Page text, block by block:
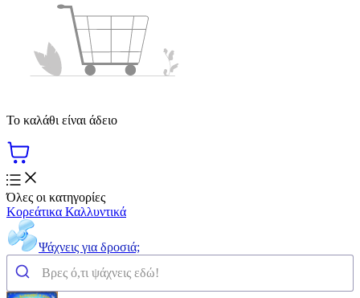
Το καλάθι είναι άδειο
Όλες οι κατηγορίες
Κορεάτικα Καλλυντικά
Ψάχνεις για δροσιά;